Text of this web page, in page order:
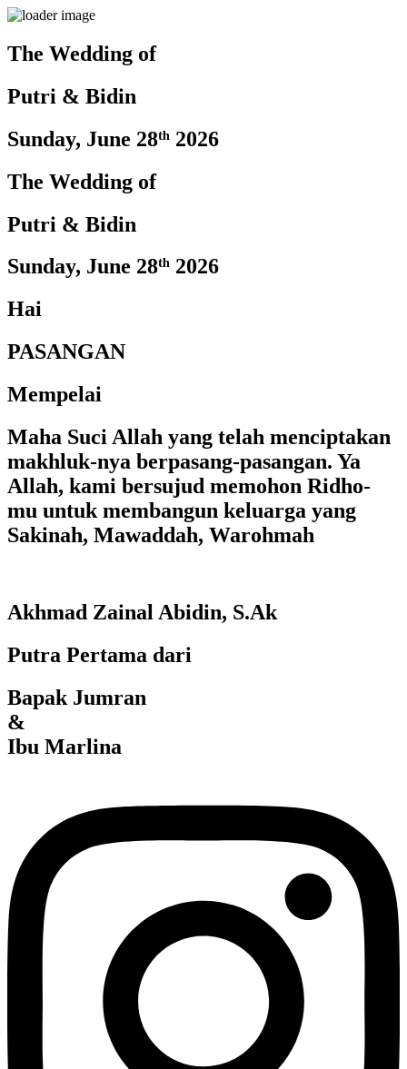
The Wedding of
Putri & Bidin
Sunday, June 28ᵗʰ 2026
The Wedding of
Putri & Bidin
Sunday, June 28ᵗʰ 2026
Hai
PASANGAN
Mempelai
Maha Suci Allah yang telah menciptakan
makhluk-nya berpasang-pasangan. Ya
Allah, kami bersujud memohon Ridho-
mu untuk membangun keluarga yang
Sakinah, Mawaddah, Warohmah
Akhmad Zainal Abidin, S.Ak
Putra Pertama dari
Bapak Jumran
&
Ibu Marlina